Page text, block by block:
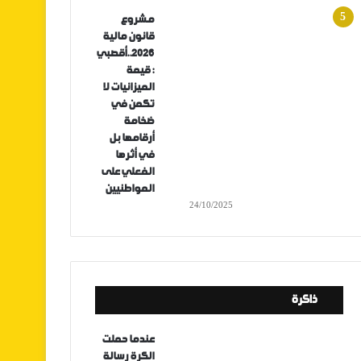
مشروع
قانون مالية
2026..أقصبي
: قيمة
الميزانيات لا
تكمن في
ضخامة
أرقامها بل
في أثرها
الفعلي على
المواطنيين
24/10/2025
ذاكرة
عندما حملت
الكرة رسالة